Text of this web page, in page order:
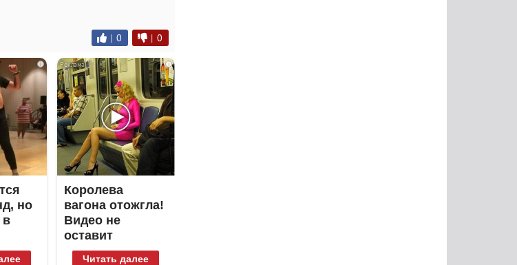
| 0 | 0
i
но
в
i
Королева
вагона отожгла!
Видео не
оставит
равнодушным
Читать далее